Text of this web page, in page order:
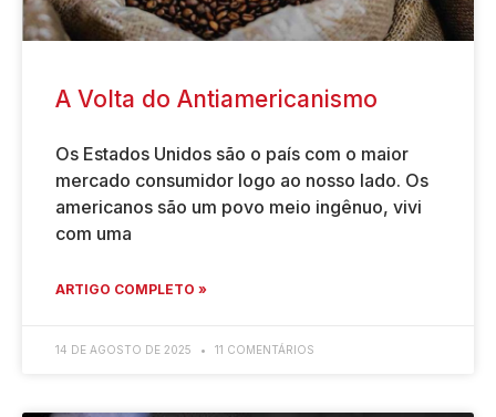
A Volta do Antiamericanismo
Os Estados Unidos são o país com o maior
mercado consumidor logo ao nosso lado. Os
americanos são um povo meio ingênuo, vivi
com uma
ARTIGO COMPLETO »
14 DE AGOSTO DE 2025 11 COMENTÁRIOS